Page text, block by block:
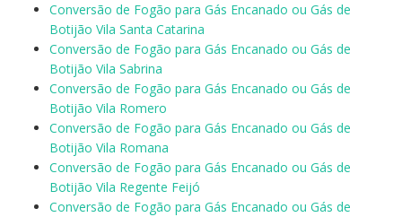
Conversão de Fogão para Gás Encanado ou Gás de
Botijão Vila Santa Catarina
Conversão de Fogão para Gás Encanado ou Gás de
Botijão Vila Sabrina
Conversão de Fogão para Gás Encanado ou Gás de
Botijão Vila Romero
Conversão de Fogão para Gás Encanado ou Gás de
Botijão Vila Romana
Conversão de Fogão para Gás Encanado ou Gás de
Botijão Vila Regente Feijó
Conversão de Fogão para Gás Encanado ou Gás de